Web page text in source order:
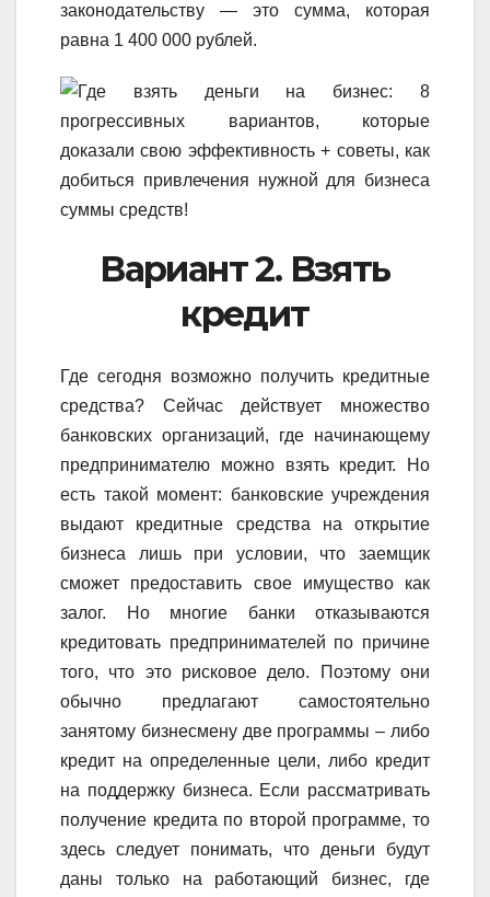
законодательству — это сумма, которая
равна 1 400 000 рублей.
Вариант 2. Взять
кредит
Где сегодня возможно получить кредитные
средства? Сейчас действует множество
банковских организаций, где начинающему
предпринимателю можно взять кредит. Но
есть такой момент: банковские учреждения
выдают кредитные средства на открытие
бизнеса лишь при условии, что заемщик
сможет предоставить свое имущество как
залог. Но многие банки отказываются
кредитовать предпринимателей по причине
того, что это рисковое дело. Поэтому они
обычно предлагают самостоятельно
занятому бизнесмену две программы – либо
кредит на определенные цели, либо кредит
на поддержку бизнеса. Если рассматривать
получение кредита по второй программе, то
здесь следует понимать, что деньги будут
даны только на работающий бизнес, где